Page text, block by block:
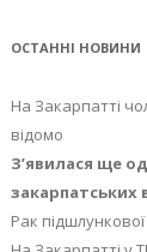
ОСТАННІ НОВИНИ
На Закарпатті
відомо
З’явилася ще
закарпатських
Рак